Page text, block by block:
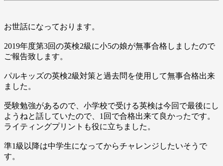
お世話になっております。
2019年度第3回の英検2級に小5の娘が無事合格しましたので
ご報告致します。
パルキッズの英検2級対策と過去問を使用して無事合格出来
ました。
受験勉強があるので、小学校で受ける英検は今回で最後にし
ようねと話していたので、1回で合格出来て良かったです。
ライティングプリントも役に立ちました。
準1級以降は中学生になってからチャレンジしたいそうで
す。